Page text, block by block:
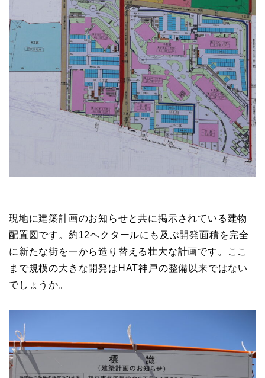
現地に建築計画のお知らせと共に掲示されている建物
配置図です。約12ヘクタールにも及ぶ開発面積を完全
に新たな街を一から造り替える壮大な計画です。ここ
まで規模の大きな開発はHAT神戸の整備以来ではない
でしょうか。